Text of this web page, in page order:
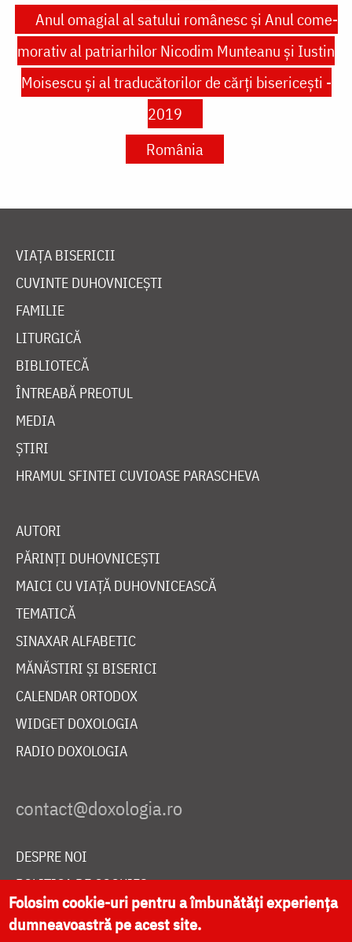
Anul omagial al satului româ­nesc şi Anul come­
morativ al patriarhilor Nicodim Munteanu şi Iustin
Moisescu şi al traducătorilor de cărţi bisericești -
2019
România
VIAȚA BISERICII
CUVINTE DUHOVNICEȘTI
FAMILIE
LITURGICĂ
BIBLIOTECĂ
ÎNTREABĂ PREOTUL
MEDIA
ȘTIRI
HRAMUL SFINTEI CUVIOASE PARASCHEVA
AUTORI
PĂRINȚI DUHOVNICEȘTI
MAICI CU VIAȚĂ DUHOVNICEASCĂ
TEMATICĂ
SINAXAR ALFABETIC
MĂNĂSTIRI ȘI BISERICI
CALENDAR ORTODOX
WIDGET DOXOLOGIA
RADIO DOXOLOGIA
DESPRE NOI
POLITICA DE COOKIES
DONEAZĂ ONLINE PENTRU CATEDRALA NAȚIONALĂ
Folosim cookie-uri pentru a îmbunătăți experiența
dumneavoastră pe acest site.